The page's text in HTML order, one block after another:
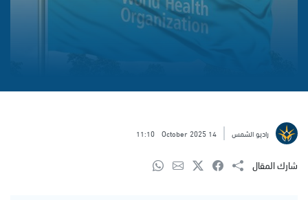
راديو الشمس 14 October 2025
11:10
شارك المقال